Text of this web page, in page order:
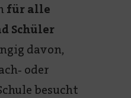
für alle
Schüler
davon,
oder
besucht